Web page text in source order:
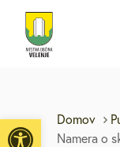
OpenDomov
Namera o